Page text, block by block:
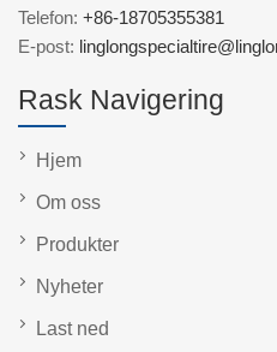
Telefon: +86-18705355381
E-post:
Rask Navigering
Hjem
Om oss
Produkter
Nyheter
Last ned